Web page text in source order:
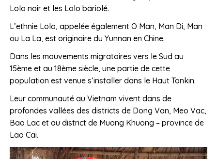
Lolo noir et les Lolo bariolé.
L’ethnie Lolo, appelée également O Man, Man Di, Man
ou La La, est originaire du Yunnan en Chine.
Dans les mouvements migratoires vers le Sud au
15ème et au 18ème siècle, une partie de cette
population est venue s’installer dans le Haut Tonkin.
Leur communauté au Vietnam vivent dans de
profondes vallées des districts de Dong Van, Meo Vac,
Bao Lac et au district de Muong Khuong – province de
Lao Cai.